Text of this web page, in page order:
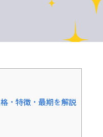
・特徴・最期を解説